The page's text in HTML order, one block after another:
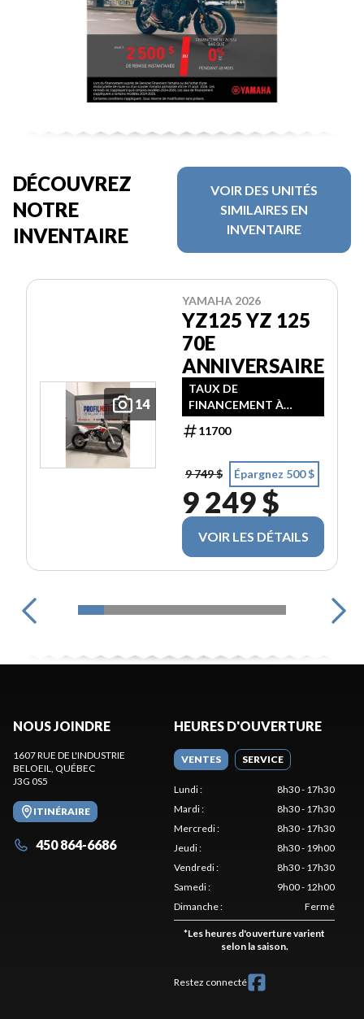
DÉCOUVREZ
NOTRE
INVENTAIRE
VOIR DES UNITÉS
SIMILAIRES EN
INVENTAIRE
14
YAMAHA 2026
YZ125 YZ 125
70E
ANNIVERSAIRE
TAUX DE
FINANCEMENT À
PARTIR DE 3,99% / 24
MOIS
11700
9 749 $ Épargnez 500 $
9 249 $
VOIR LES DÉTAILS
NOUS JOINDRE
1607 RUE DE L'INDUSTRIE
BELOEIL, QUÉBEC
J3G 0S5
ITINÉRAIRE
450 864-6686
HEURES D'OUVERTURE
VENTES SERVICE
Lundi:
8h30 - 17h30
Mardi:
8h30 - 17h30
Mercredi:
8h30 - 17h30
Jeudi:
8h30 - 19h00
Vendredi:
8h30 - 17h30
Samedi:
9h00 - 12h00
Dimanche: Fermé
*Les heures d'ouverture varient
selon la saison.
Restez connecté